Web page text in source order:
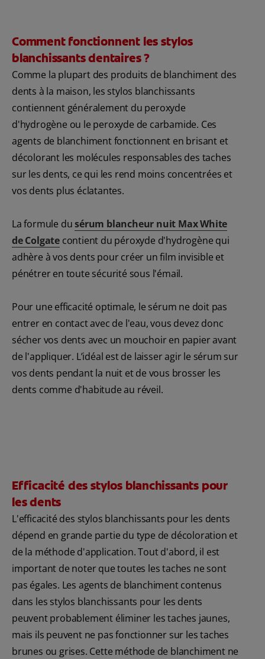
Comment fonctionnent les stylos
blanchissants dentaires ?
Comme la plupart des produits de blanchiment des
dents à la maison, les stylos blanchissants
contiennent généralement du peroxyde
d'hydrogène ou le peroxyde de carbamide. Ces
agents de blanchiment fonctionnent en brisant et
décolorant les molécules responsables des taches
sur les dents, ce qui les rend moins concentrées et
vos dents plus éclatantes.
La formule dusérum blancheur nuit Max White
de Colgate contient du péroxyde d'hydrogène qui
adhère à vos dents pour créer un film invisible et
pénétrer en toute sécurité sous l'émail.
Pour une efficacité optimale, le sérum ne doit pas
entrer en contact avec de l'eau, vous devez donc
sécher vos dents avec un mouchoir en papier avant
de l'appliquer. L’idéal est de laisser agir le sérum sur
vos dents pendant la nuit et de vous brosser les
dents comme d'habitude au réveil.
Efficacité des stylos blanchissants pour
les dents
L'efficacité des stylos blanchissants pour les dents
dépend en grande partie du type de décoloration et
de la méthode d'application. Tout d'abord, il est
important de noter que toutes les taches ne sont
pas égales. Les agents de blanchiment contenus
dans les stylos blanchissants pour les dents
peuvent probablement éliminer les taches jaunes,
mais ils peuvent ne pas fonctionner sur les taches
brunes ou grises. Cette méthode de blanchiment ne